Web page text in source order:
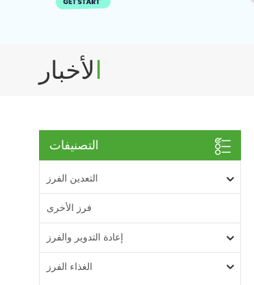
الأخبار
التصنيفات
التعدين الفرز
فرز الأخرى
إعادة التدوير والفرز
الغذاء الفرز